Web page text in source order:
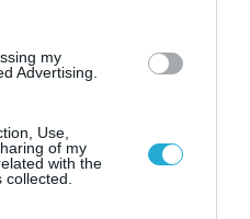
my
Advertising.
Use,
of my
with the
τον
ΣΚΑΪ – Ο λόγος της